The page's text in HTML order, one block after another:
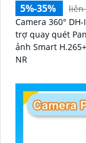
5%-35%
liên
Camera 360°
trợ quay quét
ảnh Smart
NR